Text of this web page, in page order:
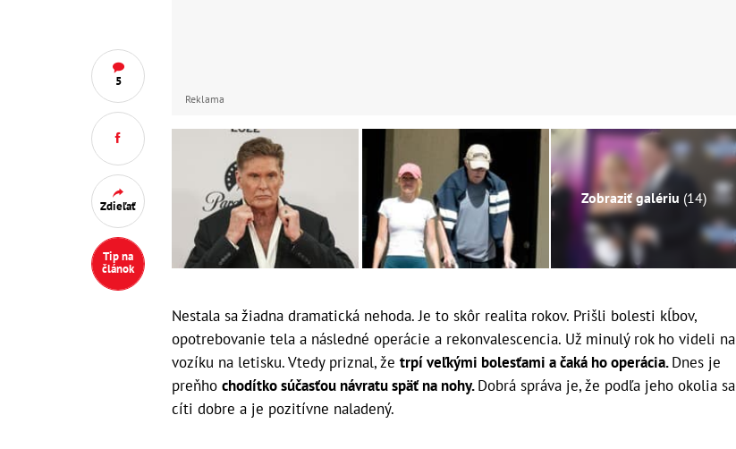
5
Zdieľať
Tip na
článok
Reklama
Zobraziť galériu (14)
Nestala sa žiadna dramatická nehoda. Je to skôr realita rokov. Prišli bolesti kĺbov,
opotrebovanie tela a následné operácie a rekonvalescencia. Už minulý rok ho videli na
vozíku na letisku. Vtedy priznal, že trpí veľkými bolesťami a čaká ho operácia.Dnes je
preňho chodítko súčasťou návratu späť na nohy.Dobrá správa je, že podľa jeho okolia sa
cíti dobre a je pozitívne naladený.